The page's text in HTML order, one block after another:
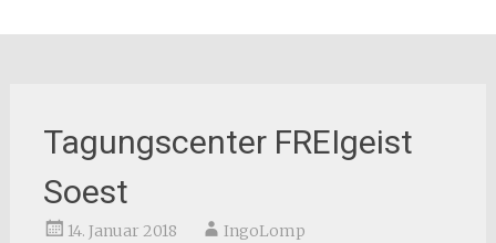
Tagungscenter FREIgeist
Soest
14. Januar 2018
IngoLomp